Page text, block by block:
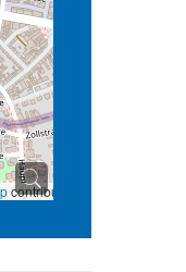
contributors